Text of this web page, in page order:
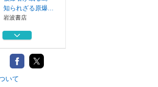
知られざる原爆...
岩波書店
君はいま夢を見て
春秋社
『純粋理性批判』
を立て直す カ...
いて